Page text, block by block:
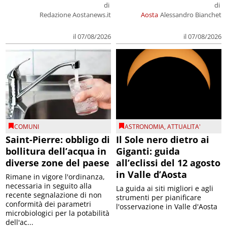
di
Redazione Aostanews.it
il 07/08/2026
Aosta
di
Alessandro Bianchet
il 07/08/2026
COMUNI
Saint-Pierre: obbligo di
bollitura dell’acqua in
diverse zone del paese
Rimane in vigore l'ordinanza,
necessaria in seguito alla
recente segnalazione di non
conformità dei parametri
microbiologici per la potabilità
dell'ac...
ASTRONOMIA,ATTUALITA'
Il Sole nero dietro ai
Giganti: guida
all’eclissi del 12 agosto
in Valle d’Aosta
La guida ai siti migliori e agli
strumenti per pianificare
l'osservazione in Valle d'Aosta